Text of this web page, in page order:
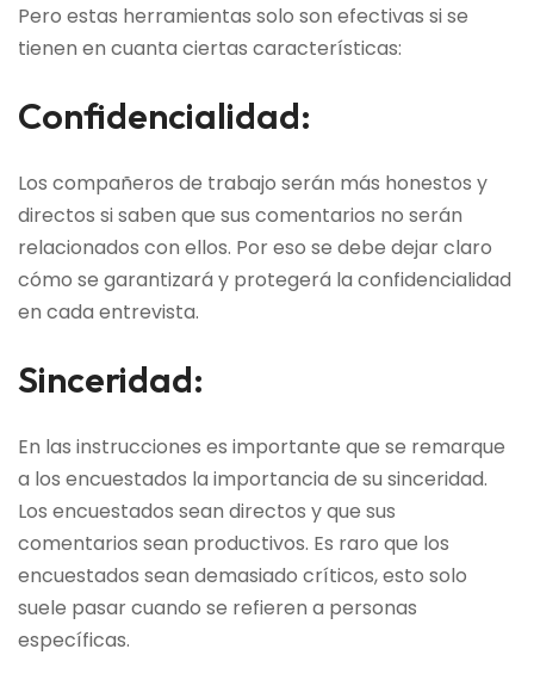
Pero estas herramientas solo son efectivas si se
tienen en cuanta ciertas características:
Confidencialidad:
Los compañeros de trabajo serán más honestos y
directos si saben que sus comentarios no serán
relacionados con ellos. Por eso se debe dejar claro
cómo se garantizará y protegerá la confidencialidad
en cada entrevista.
Sinceridad:
En las instrucciones es importante que se remarque
a los encuestados la importancia de su sinceridad.
Los encuestados sean directos y que sus
comentarios sean productivos. Es raro que los
encuestados sean demasiado críticos, esto solo
suele pasar cuando se refieren a personas
específicas.